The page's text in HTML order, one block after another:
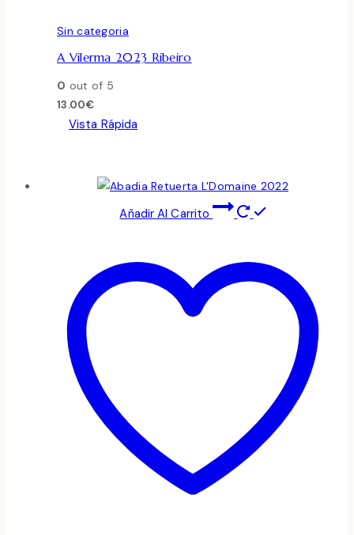
Sin categoria
A Vilerma 2023 Ribeiro
0 out of 5
13.00€
Vista Rápida
Añadir Al Carrito